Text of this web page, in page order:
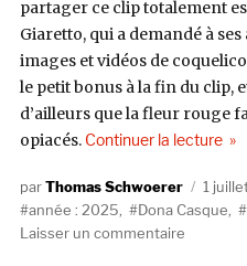
partager ce clip totalement
Giaretto, qui a demandé à
images et vidéos de
le petit bonus à la fin du clip,
d’ailleurs que la fleur rouge
opiacés. Continuer la lecturede
AuteurThomas Schwoerer
Publié
le
1
année : 2025
Dona Casque
Laisser un commentairesur